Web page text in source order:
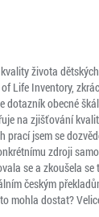
života
Life Inventory,
obecné
na zjišťování
jsem se
zdroji
se a zkoušela
českým
mohla dostat?